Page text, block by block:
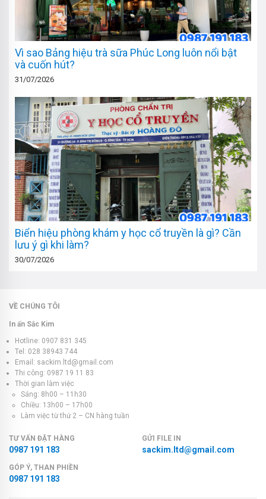
Vì sao Bảng hiệu trà sữa Phúc Long luôn nổi bật
và cuốn hút?
31/07/2026
Biển hiệu phòng khám y học cổ truyền là gì? Cần
lưu ý gì khi làm?
30/07/2026
VỀ CHÚNG TÔI
In ấn Sắc Kim
Hotline: 0907 831 345
Tel: 028 38943 744
Email: sackim.ltd@gmail.com
Thi công: 0987 19 11 83
Thời gian làm việc
Sáng: 8h00 – 11h30
Chiều: 13h00 – 17h00
Làm việc từ thứ 2 – CN hàng tuần
TƯ VẤN ĐẶT HÀNG
0987 191 183
GỬI FILE IN
sackim.ltd@gmail.com
GÓP Ý, THAN PHIỀN
0987 191 183